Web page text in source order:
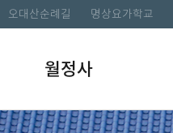
오대산순례길 명상요가학교
월정사